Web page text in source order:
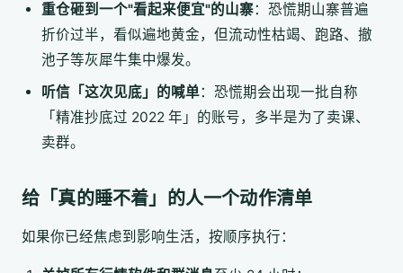
重仓砸到一个"看起来便宜"的山寨：恐慌期山寨普遍
折价过半，看似遍地黄金，但流动性枯竭、跑路、撤
池子等灰犀牛集中爆发。
听信「这次见底」的喊单：恐慌期会出现一批自称
「精准抄底过 2022 年」的账号，多半是为了卖课、
卖群。
给「真的睡不着」的人一个动作清单
如果你已经焦虑到影响生活，按顺序执行：